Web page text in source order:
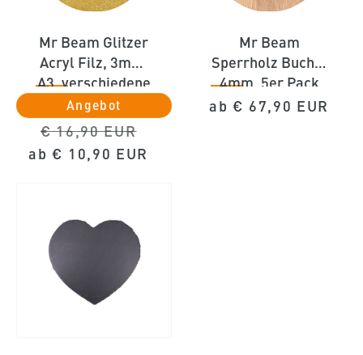
Mr Beam Glitzer
Acryl Filz, 3mm,
A3, verschiedene
Farben (je 5
Stück)
Normaler
Preis
€ 16,90 EUR
ab€ 10,90 EUR
Angebot
Mr Beam
Sperrholz Buche,
4mm, 5er Pack
A3, geeignet für
Normaler
ab€ 67,90 EUR